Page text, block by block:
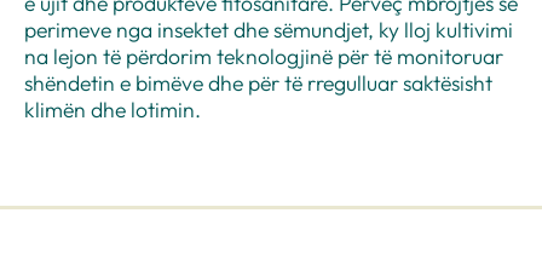
perimeve nga insektet dhe sëmundjet, ky lloj kultivimi
na lejon të përdorim teknologjinë për të monitoruar
shëndetin e bimëve dhe për të rregulluar saktësisht
klimën dhe lotimin.